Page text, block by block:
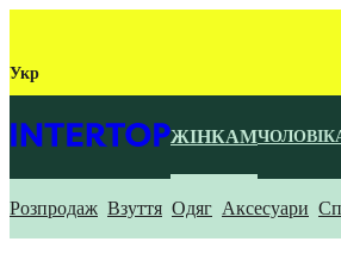
Укр
ЖІНКАМ
Розпродаж Взуття Одяг Аксесуари